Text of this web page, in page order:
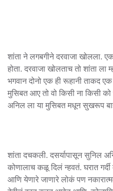
शांता ने लगबगीने दरवाजा खोलला. एक
होता. दरवाजा खोलताच तो शांता ला
भगवान दोनो एक ही रूहानी ताकद
मुसिबत आए तो वो किसी ना किसी
अनिल ला या मुसिबत मधून सुखरूप
शांता दचकली. दसर्यापासून सुनिल
कोणालाच कळू दिलं न्हवतं. घरात
आणि येणारे जाणारे लोकं पण